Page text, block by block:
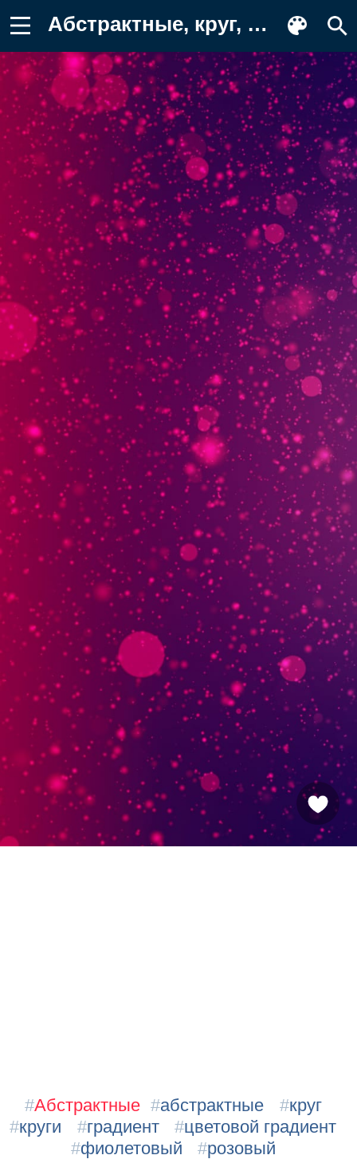
Абстрактные, круг, круги, градиент Картинка на телефон
#Абстрактные #абстрактные #круг
#круги #градиент #цветовой градиент
#фиолетовый #pозовый